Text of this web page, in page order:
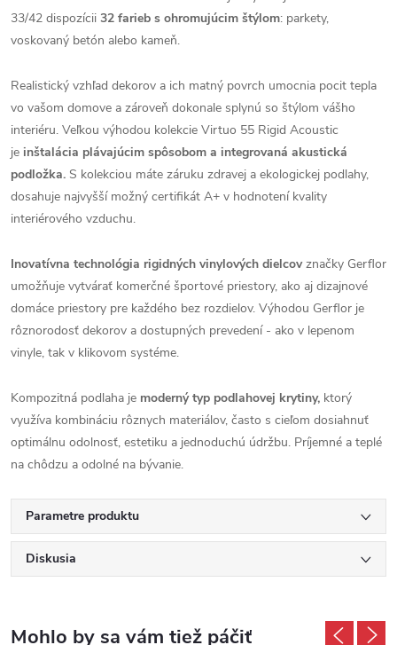
33/42 dispozícii 32 farieb s ohromujúcim štýlom: parkety,
voskovaný betón alebo kameň.
Realistický vzhľad dekorov a ich matný povrch umocnia pocit tepla
vo vašom domove a zároveň dokonale splynú so štýlom vášho
interiéru. Veľkou výhodou kolekcie Virtuo 55 Rigid Acoustic
je inštalácia plávajúcim spôsobom a integrovaná akustická
podložka. S kolekciou máte záruku zdravej a ekologickej podlahy,
dosahuje najvyšší možný certifikát A+ v hodnotení kvality
interiérového vzduchu.
Inovatívna technológia rigidných vinylových dielcovznačky Gerflor
umožňuje vytvárať komerčné športové priestory, ako aj dizajnové
domáce priestory pre každého bez rozdielov. Výhodou Gerflor je
rôznorodosť dekorov a dostupných prevedení - ako v lepenom
vinyle, tak v klikovom systéme.
Kompozitná podlaha je moderný typ podlahovej krytiny, ktorý
využíva kombináciu rôznych materiálov, často s cieľom dosiahnuť
optimálnu odolnosť, estetiku a jednoduchú údržbu. Príjemné a teplé
na chôdzu a odolné na bývanie.
Parametre produktu
Diskusia